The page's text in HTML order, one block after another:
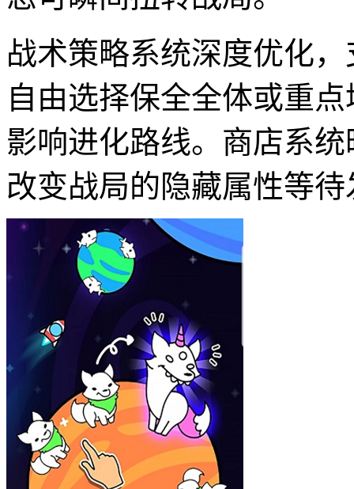
战术策略系统深度优化
自由选择保全全体或重
影响进化路线。商店系
改变战局的隐藏属性等待